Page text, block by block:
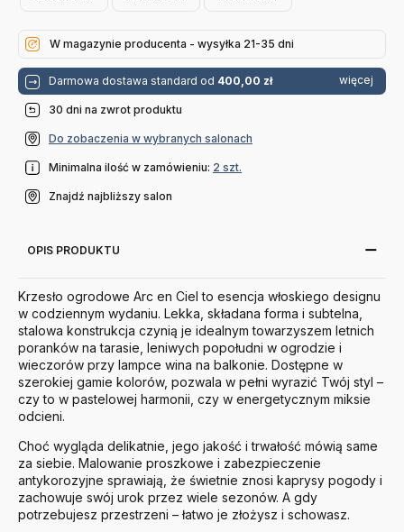
W magazynie producenta - wysyłka 21-35 dni
Darmowa dostawa standard od 400,00 zł więcej
30 dni na zwrot produktu
Do zobaczenia w wybranych salonach
Minimalna ilość w zamówieniu: 2 szt.
Znajdź najbliższy salon
OPIS PRODUKTU
Krzesło ogrodowe Arc en Ciel to esencja włoskiego designu
w codziennym wydaniu. Lekka, składana forma i subtelna,
stalowa konstrukcja czynią je idealnym towarzyszem letnich
poranków na tarasie, leniwych popołudni w ogrodzie i
wieczorów przy lampce wina na balkonie. Dostępne w
szerokiej gamie kolorów, pozwala w pełni wyrazić Twój styl –
czy to w pastelowej harmonii, czy w energetycznym miksie
odcieni.
Choć wygląda delikatnie, jego jakość i trwałość mówią same
za siebie. Malowanie proszkowe i zabezpieczenie
antykorozyjne sprawiają, że świetnie znosi kaprysy pogody i
zachowuje swój urok przez wiele sezonów. A gdy
potrzebujesz przestrzeni – łatwo je złożysz i schowasz.